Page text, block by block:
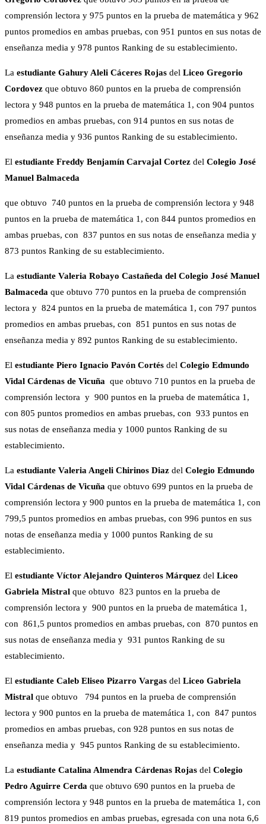
comprensión lectora y 975 puntos en la prueba de matemática y 962
puntos promedios en ambas pruebas, con 951 puntos en sus notas de
enseñanza media y 978 puntos Ranking de su establecimiento.
La estudiante Gahury Aleli Cáceres Rojas del Liceo Gregorio
Cordovez que obtuvo 860 puntos en la prueba de comprensión
lectora y 948 puntos en la prueba de matemática 1, con 904 puntos
promedios en ambas pruebas, con 914 puntos en sus notas de
enseñanza media y 936 puntos Ranking de su establecimiento.
El estudiante Freddy Benjamín Carvajal Cortez del Colegio José
Manuel Balmaceda
que obtuvo 740 puntos en la prueba de comprensión lectora y 948
puntos en la prueba de matemática 1, con 844 puntos promedios en
ambas pruebas, con 837 puntos en sus notas de enseñanza media y
873 puntos Ranking de su establecimiento.
La estudiante Valeria Robayo Castañeda del Colegio José Manuel
Balmaceda que obtuvo 770 puntos en la prueba de comprensión
lectora y 824 puntos en la prueba de matemática 1, con 797 puntos
promedios en ambas pruebas, con 851 puntos en sus notas de
enseñanza media y 892 puntos Ranking de su establecimiento.
El estudiante Piero Ignacio Pavón Cortés del Colegio Edmundo
Vidal Cárdenas de Vicuña que obtuvo 710 puntos en la prueba de
comprensión lectora y 900 puntos en la prueba de matemática 1,
con 805 puntos promedios en ambas pruebas, con 933 puntos en
sus notas de enseñanza media y 1000 puntos Ranking de su
establecimiento.
La estudiante Valeria Angeli Chirinos Diaz del Colegio Edmundo
Vidal Cárdenas de Vicuña que obtuvo 699 puntos en la prueba de
comprensión lectora y 900 puntos en la prueba de matemática 1, con
799,5 puntos promedios en ambas pruebas, con 996 puntos en sus
notas de enseñanza media y 1000 puntos Ranking de su
establecimiento.
El estudiante Víctor Alejandro Quinteros Márquez del Liceo
Gabriela Mistral que obtuvo 823 puntos en la prueba de
comprensión lectora y 900 puntos en la prueba de matemática 1,
con 861,5 puntos promedios en ambas pruebas, con 870 puntos en
sus notas de enseñanza media y 931 puntos Ranking de su
establecimiento.
El estudiante Caleb Eliseo Pizarro Vargas del Liceo Gabriela
Mistral que obtuvo 794 puntos en la prueba de comprensión
lectora y 900 puntos en la prueba de matemática 1, con 847 puntos
promedios en ambas pruebas, con 928 puntos en sus notas de
enseñanza media y 945 puntos Ranking de su establecimiento.
La estudiante Catalina Almendra Cárdenas Rojas del Colegio
Pedro Aguirre Cerda que obtuvo 690 puntos en la prueba de
comprensión lectora y 948 puntos en la prueba de matemática 1, con
819 puntos promedios en ambas pruebas, egresada con una nota 6,6